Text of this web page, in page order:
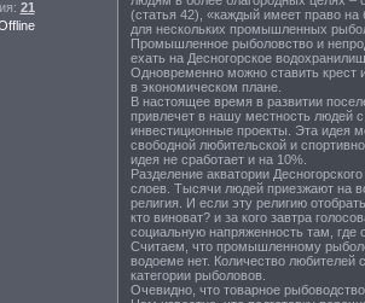
21
(статья 42), «каждый имеет право
для нескольких промышленных
Промышленное рыболовство и
ехать на Десногорское
Одновременно можно ставить крест
в экономическом плане.
В настоящее время в развитии
привлечет в нашу местность людей
инвестиционные проекты. Эта идея
свободной любительской и
идея не сработает и на 10%.
Разделение акватории
слоев. Тысячи людей приезжают на
религия. И если эту религию
кто виноват? и за кого завтра
социальную напряженность там, где
Считаем, что промышленному
водоеме нет. Количество любителей
категории рыболовов.
Очевидно, что товарное